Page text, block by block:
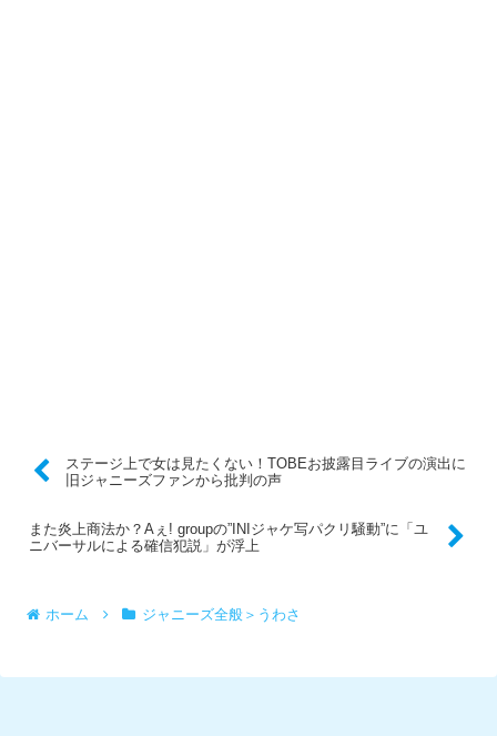
ステージ上で女は見たくない！TOBEお披露目ライブの演出に
旧ジャニーズファンから批判の声
また炎上商法か？Aぇ! groupの”INIジャケ写パクリ騒動”に「ユ
ニバーサルによる確信犯説」が浮上
ホーム ジャニーズ全般＞うわさ